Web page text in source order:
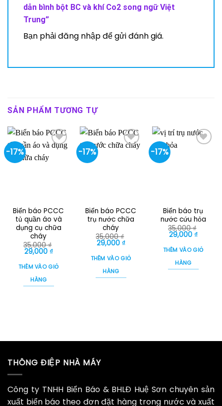
dẫn bình bột BC và khí Co2 song ngữ Việt
Trung”
Bạn phảiđăng nhậpđể gửi đánh giá.
SẢN PHẨM TƯƠNG TỰ
-17%
Biển báo PCCC
tủ quần áo và
dụng cụ chữa
cháy
35,000₫
Giá
gốc
là:
35,000 ₫.
29,000 ₫Giá
tại
là:
THÊM VÀO GIỎ
HÀNG
-17%
Biển báo PCCC
trụ nước chữa
cháy
35,000₫
Giá
gốc
là:
35,000 ₫.
29,000 ₫Giá
tại
là:
THÊM VÀO GIỎ
HÀNG
-17%
Biển báo trụ
nước cứu hỏa
35,000₫
Giá
gốc
là:
35,000 ₫.
29,000 ₫Giá
tại
là:
THÊM VÀO GIỎ
HÀNG
THÔNG ĐIỆP NHÀ MÁY
Công ty TNHH Biển Báo & BHLĐ Huệ Sơn chuyên sản
xuất biển báo theo đơn đặt hàng trong nước và xuất